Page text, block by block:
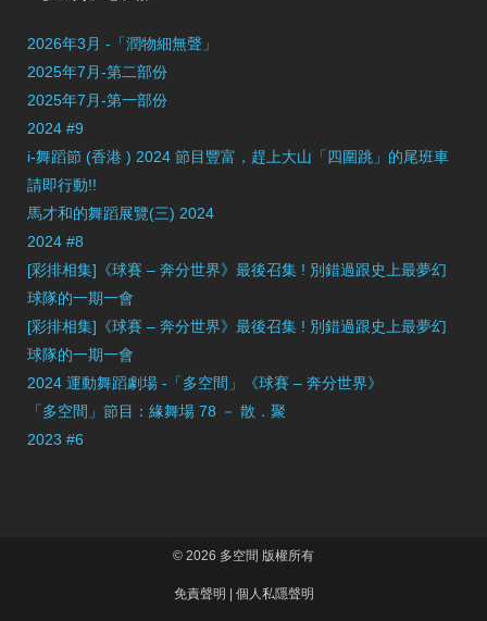
2026年3月 -「潤物細無聲」
2025年7月-第二部份
2025年7月-第一部份
2024 #9
i-舞蹈節 (香港 ) 2024 節目豐富，趕上大山「四圍跳」的尾班車
請即行動!!
馬才和的舞蹈展覽(三) 2024
2024 #8
[彩排相集]《球賽 – 奔分世界》最後召集 ! 別錯過跟史上最夢幻
球隊的一期一會
[彩排相集]《球賽 – 奔分世界》最後召集 ! 別錯過跟史上最夢幻
球隊的一期一會
2024 運動舞蹈劇場 -「多空間」《球賽 – 奔分世界》
「多空間」節目：緣舞場 78 － 散．聚
2023 #6
© 2026 多空間 版權所有
免責聲明 個人私隱聲明